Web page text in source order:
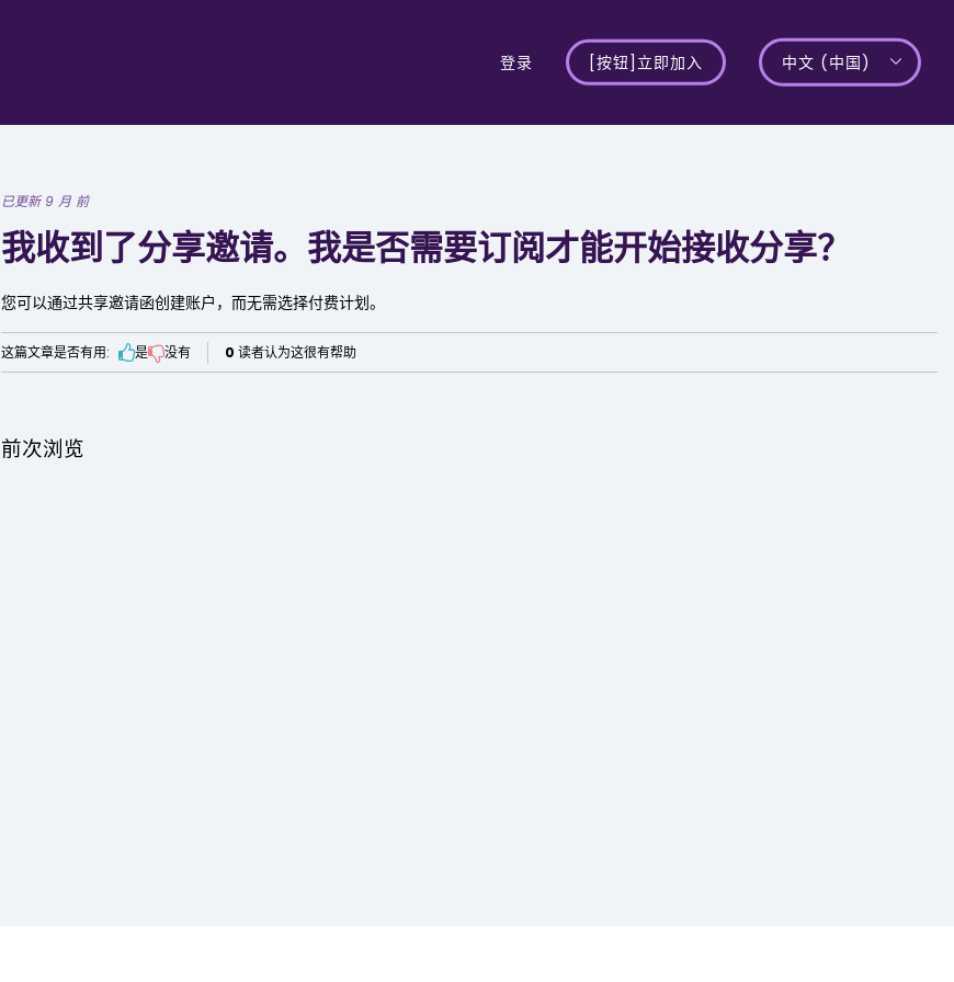
登录 [按钮]立即加入 中文 (中国)
已更新 9 月 前
我收到了分享邀请。我是否需要订阅才能开始接收分享？
您可以通过共享邀请函创建账户，而无需选择付费计划。
这篇文章是否有用: 是 没有 0 读者认为这很有帮助
前次浏览